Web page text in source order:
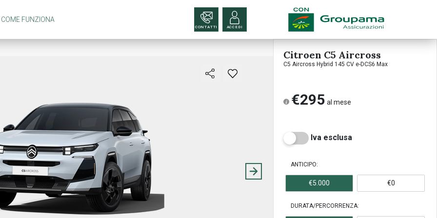
COME FUNZIONA
CONTATTI ACCEDI
Citroen C5 Aircross
C5 Aircross Hybrid 145 CV e-DCS6 Max
€295 al mese
Iva esclusa
ANTICIPO:
€5.000 €0
DURATA/PERCORRENZA: